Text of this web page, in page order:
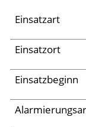
Einsätze
Archiv 2025
Archiv 2024
Archiv 2023
Archiv 2022
Einsatzart
Einsatzort
Einsatzbeginn